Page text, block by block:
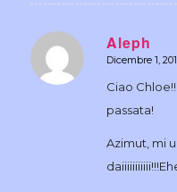
Aleph
dice:
Dicembre 1,
Ciao
passata!
Azimut, mi